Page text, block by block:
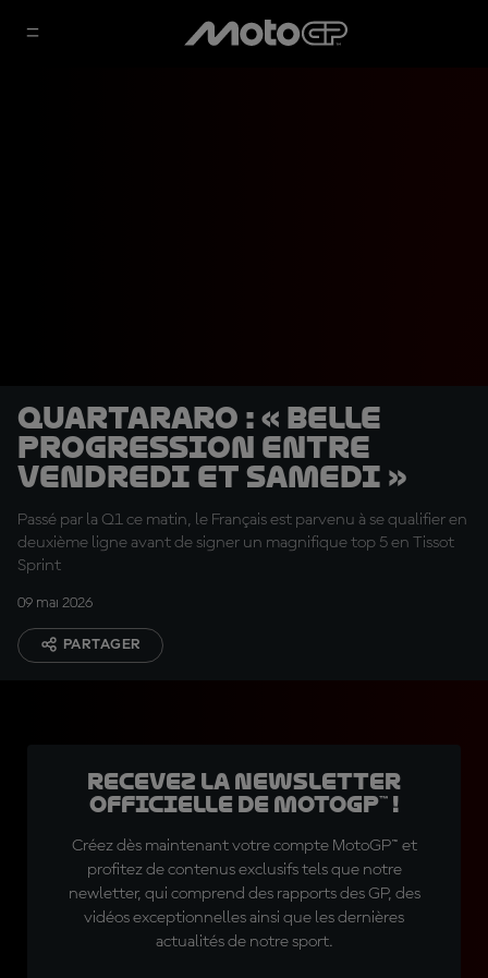
Quartararo : « Belle
progression entre
vendredi et samedi »
Passé par la Q1 ce matin, le Français est parvenu à se qualifier en
deuxième ligne avant de signer un magnifique top 5 en Tissot
Sprint
09 mai 2026
PARTAGER
Recevez la Newsletter
officielle de MotoGP™ !
Créez dès maintenant votre compte MotoGP™ et
profitez de contenus exclusifs tels que notre
newletter, qui comprend des rapports des GP, des
vidéos exceptionnelles ainsi que les dernières
actualités de notre sport.